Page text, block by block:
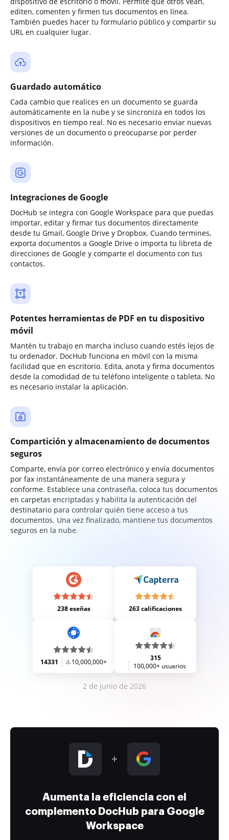
editen, comenten y firmen tus documentos en línea.
También puedes hacer tu formulario público y compartir su
URL en cualquier lugar.
Guardado automático
Cada cambio que realices en un documento se guarda
automáticamente en la nube y se sincroniza en todos los
dispositivos en tiempo real. No es necesario enviar nuevas
versiones de un documento o preocuparse por perder
información.
Integraciones de Google
DocHub se integra con Google Workspace para que puedas
importar, editar y firmar tus documentos directamente
desde tu Gmail, Google Drive y Dropbox. Cuando termines,
exporta documentos a Google Drive o importa tu libreta de
direcciones de Google y comparte el documento con tus
contactos.
Potentes herramientas de PDF en tu dispositivo
móvil
Mantén tu trabajo en marcha incluso cuando estés lejos de
tu ordenador. DocHub funciona en móvil con la misma
facilidad que en escritorio. Edita, anota y firma documentos
desde la comodidad de tu teléfono inteligente o tableta. No
es necesario instalar la aplicación.
Compartición y almacenamiento de documentos
seguros
Comparte, envía por correo electrónico y envía documentos
por fax instantáneamente de una manera segura y
conforme. Establece una contraseña, coloca tus documentos
en carpetas encriptadas y habilita la autenticación del
destinatario para controlar quién tiene acceso a tus
documentos. Una vez finalizado, mantiene tus documentos
seguros en la nube.
238 eseñas 263 calificaciones
14331 10,000,000+
315
100,000+ usuarios
2 de junio de 2026
Aumenta la eficiencia con el
complemento DocHub para Google
Workspace